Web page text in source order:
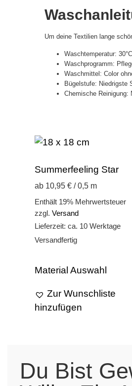
Um deine Textilien lange
Waschtemperatur: 30°C
Waschprogramm:
Waschmittel: Color
Bügelstufe: Niedrigste
Chemische Reinigung:
Summerfeeling Star
ab 10,95 € / 0,5 m
Enthält 19% Mehrwertsteuer
zzgl. Versand
Lieferzeit: ca. 10 Werktage
Versandfertig
Material Auswahl
Zur Wunschliste
hinzufügen
Du Bist